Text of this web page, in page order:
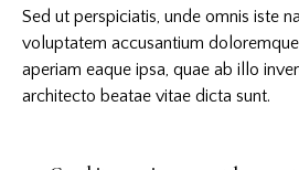
Sed ut perspiciatis, unde omnis iste
voluptatem accusantium
aperiam eaque ipsa, quae ab illo
architecto beatae vitae dicta sunt.